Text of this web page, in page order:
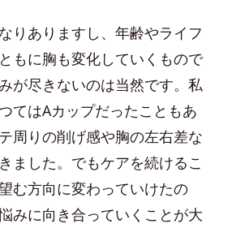
りありますし、年齢やライフ
もに胸も変化していくもので
が尽きないのは当然です。私
てはAカップだったこともあ
周りの削げ感や胸の左右差な
ました。でもケアを続けるこ
む方向に変わっていけたの
みに向き合っていくことが大